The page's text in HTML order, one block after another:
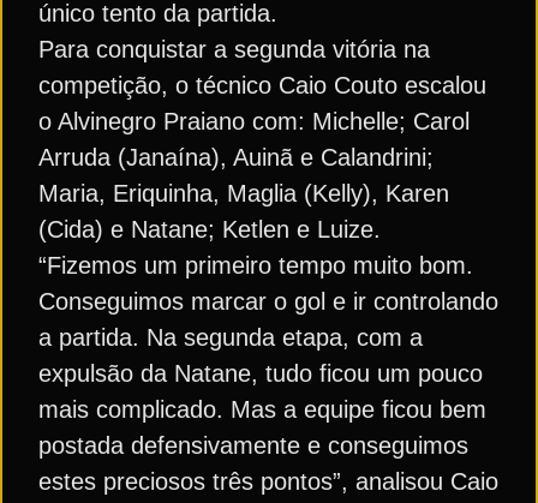
único tento da partida.
Para conquistar a segunda vitória na
competição, o técnico Caio Couto escalou
o Alvinegro Praiano com: Michelle; Carol
Arruda (Janaína), Auinã e Calandrini;
Maria, Eriquinha, Maglia (Kelly), Karen
(Cida) e Natane; Ketlen e Luize.
“Fizemos um primeiro tempo muito bom.
Conseguimos marcar o gol e ir controlando
a partida. Na segunda etapa, com a
expulsão da Natane, tudo ficou um pouco
mais complicado. Mas a equipe ficou bem
postada defensivamente e conseguimos
estes preciosos três pontos”, analisou Caio